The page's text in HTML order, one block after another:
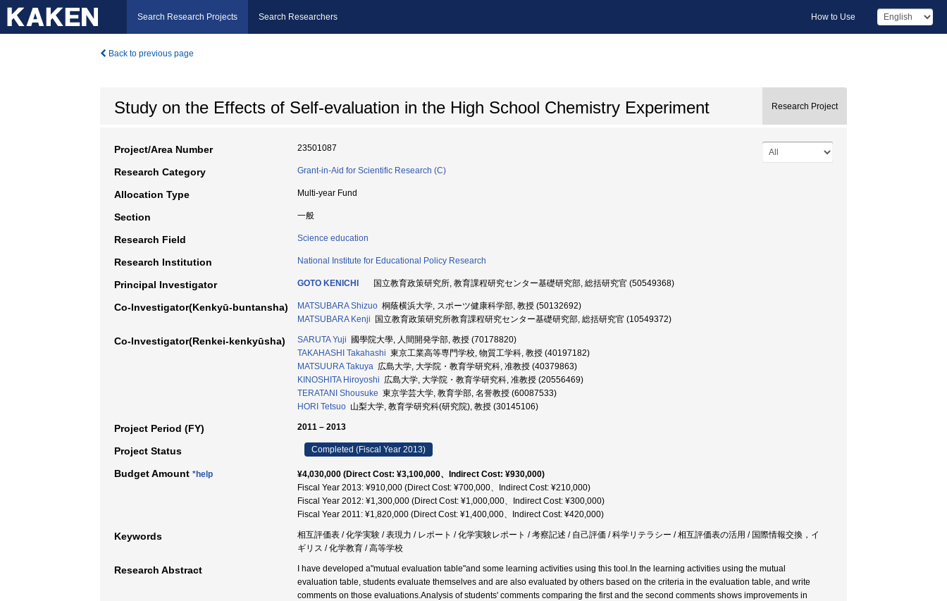
Search Research Projects Search Researchers How to Use
Back to previous page
Study on the Effects of Self-evaluation in the High School Chemistry Experiment Research Project
Project/Area Number 23501087
Research Category Grant-in-Aid for Scientific Research (C)
Allocation Type Multi-year Fund
Section 一般
Research Field Science education
Research Institution National Institute for Educational Policy Research
Principal Investigator GOTO KENICHI 国立教育政策研究所, 教育課程研究センター基礎研究部, 総括研究官 (50549368)
Co-Investigator(Kenkyū-buntansha) MATSUBARA Shizuo 桐蔭横浜大学, スポーツ健康科学部, 教授 (50132692)
MATSUBARA Kenji 国立教育政策研究所教育課程研究センター基礎研究部, 総括研究官 (10549372)
Co-Investigator(Renkei-kenkyūsha) SARUTA Yuji 國學院大學, 人間開発学部, 教授 (70178820)
TAKAHASHI Takahashi 東京工業高等専門学校, 物質工学科, 教授 (40197182)
MATSUURA Takuya 広島大学, 大学院・教育学研究科, 准教授 (40379863)
KINOSHITA Hiroyoshi 広島大学, 大学院・教育学研究科, 准教授 (20556469)
TERATANI Shousuke 東京学芸大学, 教育学部, 名誉教授 (60087533)
HORI Tetsuo 山梨大学, 教育学研究科(研究院), 教授 (30145106)
Project Period (FY) 2011 – 2013
Project Status Completed (Fiscal Year 2013)
Budget Amount *help
¥4,030,000 (Direct Cost: ¥3,100,000、Indirect Cost: ¥930,000)
Fiscal Year 2013: ¥910,000 (Direct Cost: ¥700,000、Indirect Cost: ¥210,000)
Fiscal Year 2012: ¥1,300,000 (Direct Cost: ¥1,000,000、Indirect Cost: ¥300,000)
Fiscal Year 2011: ¥1,820,000 (Direct Cost: ¥1,400,000、Indirect Cost: ¥420,000)
Keywords
相互評価表 / 化学実験 / 表現力 / レポート / 化学実験レポート / 考察記述 / 自己評価 / 科学リテラシー / 相互評価表の活用 / 国際情報交換，イ
ギリス / 化学教育 / 高等学校
Research Abstract
I have developed a"mutual evaluation table"and some learning activities using this tool.In the learning activities using the mutual
evaluation table, students evaluate themselves and are also evaluated by others based on the criteria in the evaluation table, and write
comments on those evaluations.Analysis of students' comments comparing the first and the second comments shows improvements in